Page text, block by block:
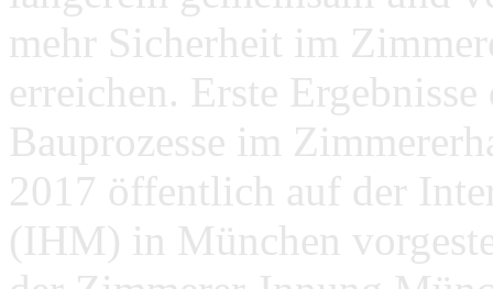
mehr Sicherheit im
erreichen. Erste
Bauprozesse im
2017 öffentlich auf der
(IHM) in München